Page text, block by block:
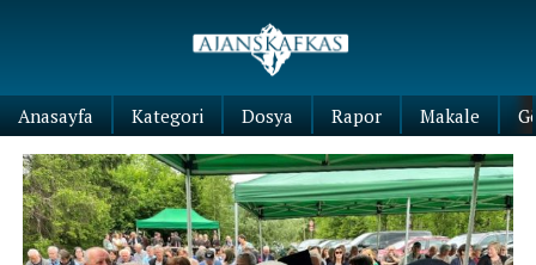
Anasayfa Kategori Dosya Rapor Makale